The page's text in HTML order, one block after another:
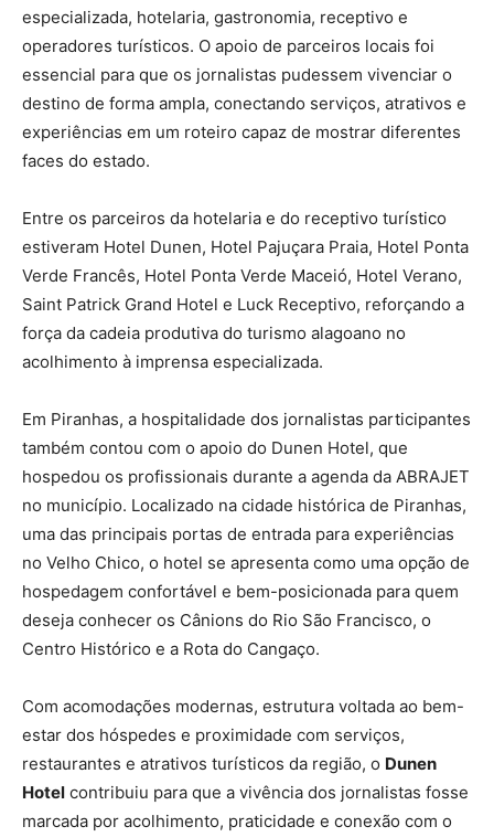
especializada, hotelaria, gastronomia, receptivo e
operadores turísticos. O apoio de parceiros locais foi
essencial para que os jornalistas pudessem vivenciar o
destino de forma ampla, conectando serviços, atrativos e
experiências em um roteiro capaz de mostrar diferentes
faces do estado.
Entre os parceiros da hotelaria e do receptivo turístico
estiveram Hotel Dunen, Hotel Pajuçara Praia, Hotel Ponta
Verde Francês, Hotel Ponta Verde Maceió, Hotel Verano,
Saint Patrick Grand Hotel e Luck Receptivo, reforçando a
força da cadeia produtiva do turismo alagoano no
acolhimento à imprensa especializada.
Em Piranhas, a hospitalidade dos jornalistas participantes
também contou com o apoio do Dunen Hotel, que
hospedou os profissionais durante a agenda da ABRAJET
no município. Localizado na cidade histórica de Piranhas,
uma das principais portas de entrada para experiências
no Velho Chico, o hotel se apresenta como uma opção de
hospedagem confortável e bem-posicionada para quem
deseja conhecer os Cânions do Rio São Francisco, o
Centro Histórico e a Rota do Cangaço.
Com acomodações modernas, estrutura voltada ao bem-
estar dos hóspedes e proximidade com serviços,
restaurantes e atrativos turísticos da região, o Dunen
Hotel contribuiu para que a vivência dos jornalistas fosse
marcada por acolhimento, praticidade e conexão com o